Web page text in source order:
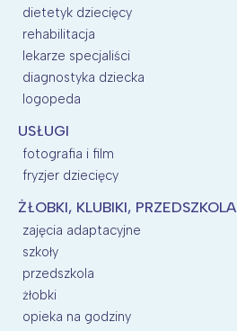
dietetyk dziecięcy
rehabilitacja
lekarze specjaliści
diagnostyka dziecka
logopeda
USŁUGI
fotografia i film
fryzjer dziecięcy
ŻŁOBKI, KLUBIKI, PRZEDSZKOLA
zajęcia adaptacyjne
szkoły
przedszkola
żłobki
opieka na godziny